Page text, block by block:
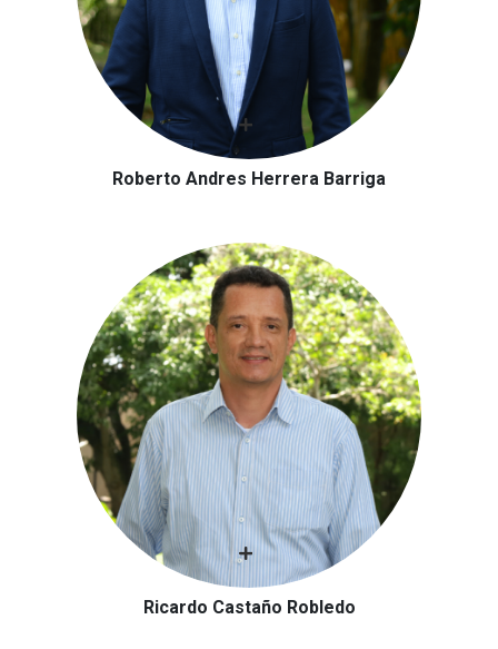
Roberto Andres Herrera Barriga
Ricardo Castaño Robledo